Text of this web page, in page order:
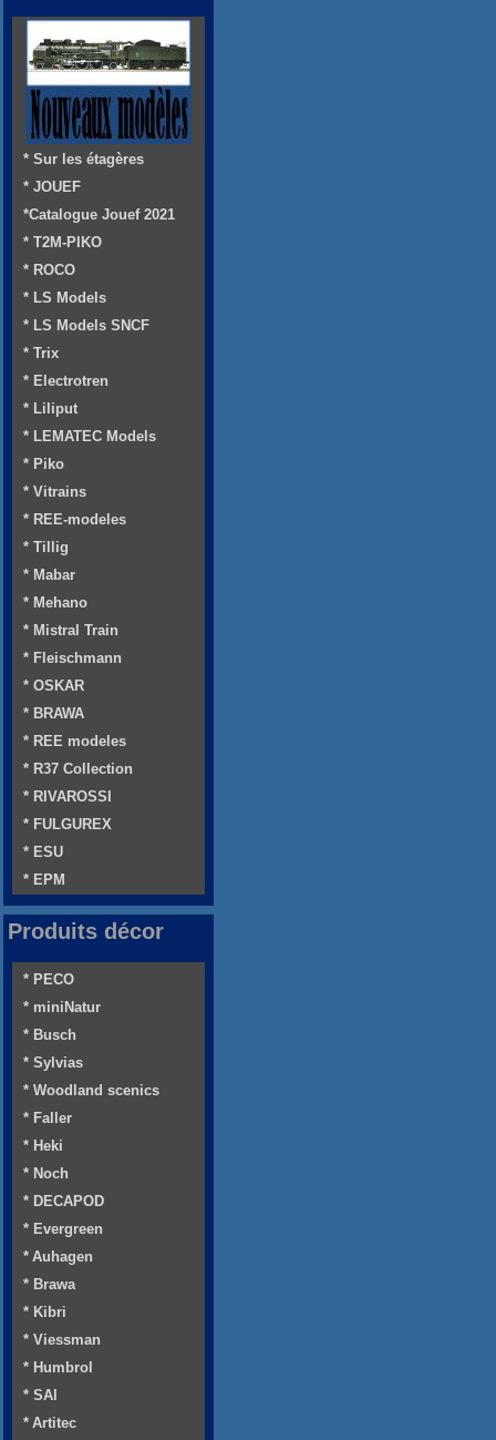
* Sur les étagères
* JOUEF
*Catalogue Jouef 2021
* T2M-PIKO
* ROCO
* LS Models
* LS Models SNCF
* Trix
* Electrotren
* Liliput
* LEMATEC Models
* Piko
* Vitrains
* REE-modeles
* Tillig
* Mabar
* Mehano
* Mistral Train
* Fleischmann
* OSKAR
* BRAWA
* REE modeles
* R37 Collection
* RIVAROSSI
* FULGUREX
* ESU
* EPM
Produits décor
* PECO
* miniNatur
* Busch
* Sylvias
* Woodland scenics
* Faller
* Heki
* Noch
* DECAPOD
* Evergreen
* Auhagen
* Brawa
* Kibri
* Viessman
* Humbrol
* SAI
* Artitec